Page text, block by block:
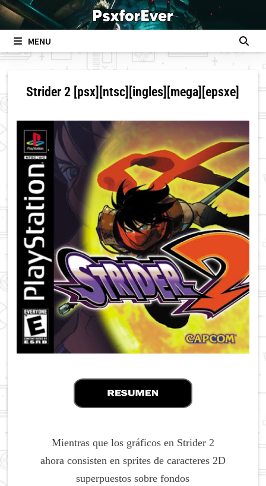
Skip
to
contentMENU
Strider 2 [psx][ntsc][ingles][mega][epsxe]
Mientras que los gráficos en Strider 2
ahora consisten en sprites de caracteres 2D
superpuestos sobre fondos